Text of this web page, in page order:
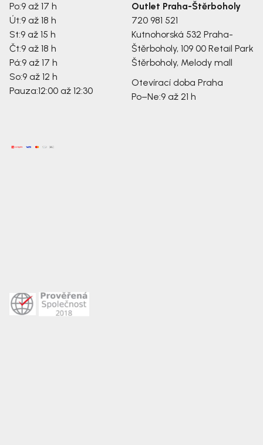
Po:9 až 17 h
Út:9 až 18 h
St:9 až 15 h
Čt:9 až 18 h
Pá:9 až 17 h
So:9 až 12 h
Pauza:12:00 až 12:30
Outlet Praha-Štěrboholy
720 981 521
Kutnohorská 532 Praha-
Štěrboholy, 109 00 Retail Park
Štěrboholy, Melody mall
Otevírací doba Praha
Po–Ne:9 až 21 h